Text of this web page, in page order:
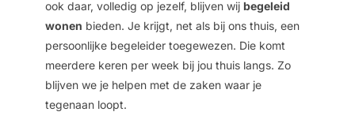
ook daar, volledig op jezelf, blijven wij begeleid
wonen bieden. Je krijgt, net als bij ons thuis, een
persoonlijke begeleider toegewezen. Die komt
meerdere keren per week bij jou thuis langs. Zo
blijven we je helpen met de zaken waar je
tegenaan loopt.